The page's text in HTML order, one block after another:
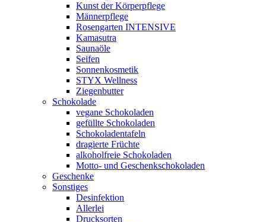
Kunst der Körperpflege
Männerpflege
Rosengarten INTENSIVE
Kamasutra
Saunaöle
Seifen
Sonnenkosmetik
STYX Wellness
Ziegenbutter
Schokolade
vegane Schokoladen
gefüllte Schokoladen
Schokoladentafeln
dragierte Früchte
alkoholfreie Schokoladen
Motto- und Geschenkschokoladen
Geschenke
Sonstiges
Desinfektion
Allerlei
Drucksorten